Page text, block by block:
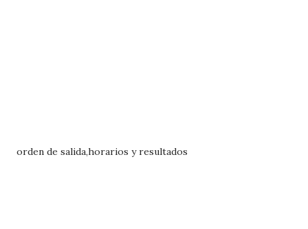
orden de salida,horarios y resultados